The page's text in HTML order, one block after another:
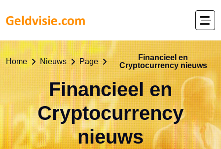
Home Nieuws Page
Financieel en
Cryptocurrency nieuws
Financieel en
Cryptocurrency
nieuws